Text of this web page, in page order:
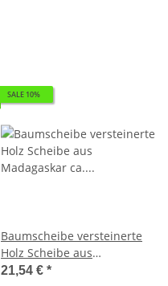
SALE 10%
Baumscheibe versteinerte
Holz Scheibe aus
Madagaskar ca. 100-120 mm
21,54 € *